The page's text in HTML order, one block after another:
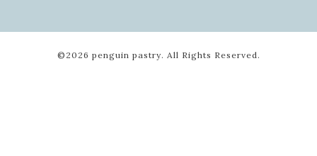
©2026 penguin pastry. All Rights Reserved.